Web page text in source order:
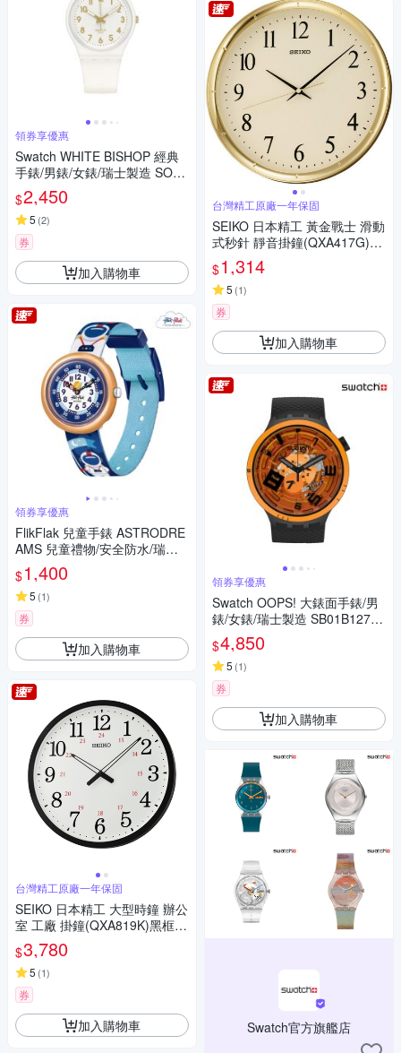
領券享優惠
Swatch WHITE BISHOP 經典
手錶/男錶/女錶/瑞士製造 SO28
W106-S14 (34mm)
$2,450
5 (2)
券
加入購物車
領券享優惠
FlikFlak 兒童手錶 ASTRODRE
AMS 兒童禮物/安全防水/瑞士
製造 FBNP216 (31.85mm)
$1,400
5 (1)
券
加入購物車
台灣精工原廠一年保固
SEIKO 日本精工 大型時鐘 辦公
室 工廠 掛鐘(QXA819K)黑框/5
0.8cm
$3,780
5 (1)
券
加入購物車
台灣精工原廠一年保固
SEIKO 日本精工 黃金戰士 滑動
式秒針 靜音掛鐘(QXA417G)-
金/31cm
$1,314
5 (1)
券
加入購物車
領券享優惠
Swatch OOPS! 大錶面手錶/男
錶/女錶/瑞士製造 SB01B127 (4
7mm)
$4,850
5 (1)
券
加入購物車
Swatch官方旗艦店